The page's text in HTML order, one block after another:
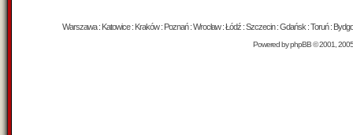
Warszawa : Katowice : Kraków : Poznań : Wrocław : Łódź : Szczecin : Gdańsk : Toruń :
Powered byphpBB© 2001,